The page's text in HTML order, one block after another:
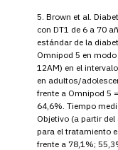
5. Brown et al.
con DT1 de 6 a 70
estándar de la
Omnipod 5 en
12AM) en el
en adultos/
frente a Omnipod 5
64,6%. Tiempo
Objetivo (a partir
para el tratamiento
frente a 78,1%;